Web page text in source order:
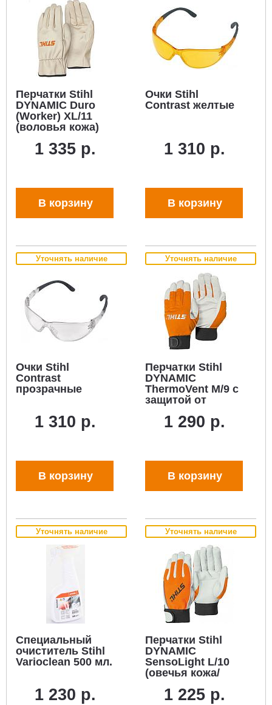
Перчатки Stihl
DYNAMIC Duro
(Worker) XL/11
(воловья кожа)
1 335 р.
В корзину
Очки Stihl
Contrast желтые
1 310 р.
В корзину
Уточнять наличие
Очки Stihl
Contrast
прозрачные
1 310 р.
В корзину
Уточнять наличие
Перчатки Stihl
DYNAMIC
ThermoVent M/9 с
защитой от
кожа/текстиль)
1 290 р.
В корзину
Уточнять наличие
Специальный
очиститель Stihl
Varioclean 500 мл.
1 230 р.
Уточнять наличие
Перчатки Stihl
DYNAMIC
SensoLight L/10
(овечья кожа/
1 225 р.